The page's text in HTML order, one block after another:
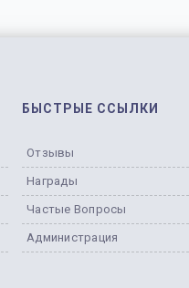
БЫСТРЫЕ ССЫЛКИ
Отзывы
Награды
Частые Вопросы
Администрация